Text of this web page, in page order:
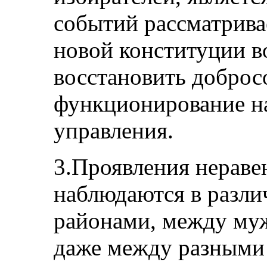
событий
новой конституции
восстановить
функционирование
управления.
3.Проявления
наблюдаются в
районами, между
даже между разными